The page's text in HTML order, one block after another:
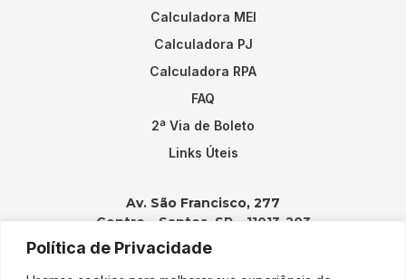
Política de Privacidade
Calculadora MEI
Calculadora PJ
Calculadora RPA
FAQ
2ª Via de Boleto
Links Úteis
Av. São Francisco, 277
Centro – Santos, SP – 11013-203
Contatos: